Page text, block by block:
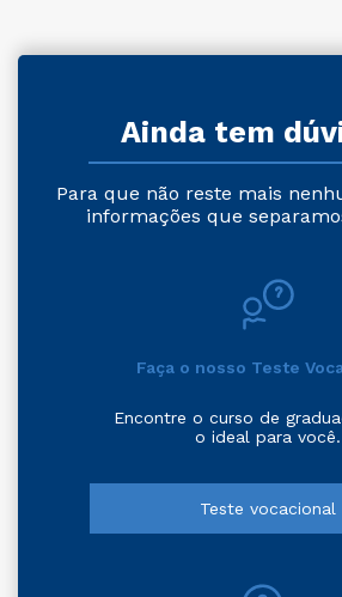
Ainda tem
Para que não reste mais
informações que
Faça o nosso Teste
Encontre o curso de
o ideal para você.
Teste vocacional